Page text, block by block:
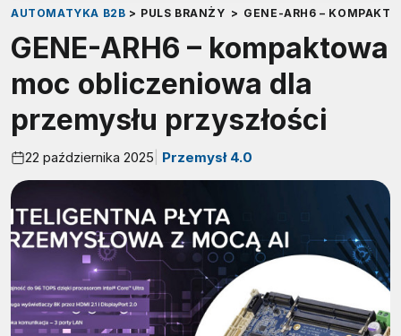
AUTOMATYKA B2B > PULS BRANŻY > GENE-ARH6 –
GENE-ARH6 – kompaktowa
moc obliczeniowa dla
przemysłu przyszłości
22 października 2025 Przemysł 4.0